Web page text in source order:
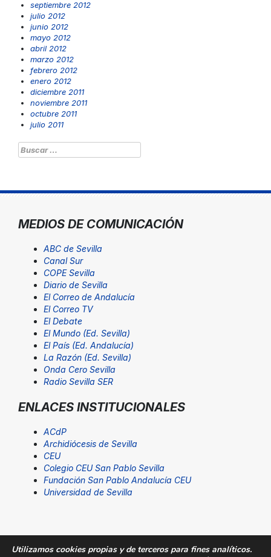
septiembre 2012
julio 2012
junio 2012
mayo 2012
abril 2012
marzo 2012
febrero 2012
enero 2012
diciembre 2011
noviembre 2011
octubre 2011
julio 2011
Buscar:
MEDIOS DE COMUNICACIÓN
ABC de Sevilla
Canal Sur
COPE Sevilla
Diario de Sevilla
El Correo de Andalucía
El Correo TV
El Debate
El Mundo (Ed. Sevilla)
El País (Ed. Andalucía)
La Razón (Ed. Sevilla)
Onda Cero Sevilla
Radio Sevilla SER
ENLACES INSTITUCIONALES
ACdP
Archidiócesis de Sevilla
CEU
Colegio CEU San Pablo Sevilla
Fundación San Pablo Andalucía CEU
Universidad de Sevilla
Utilizamos cookies propias y de terceros para fines analíticos.